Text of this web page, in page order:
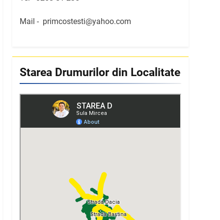
Mail - primcostesti@yahoo.com
Starea Drumurilor din Localitate